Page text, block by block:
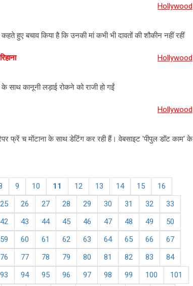
Hollywood
हुए बचाव किया है कि उनकी मां कभी भी दावतों की शौकीन नहीं रहीं
Hollywood
के साथ कानूनी लड़ाई रोकने को राजी हो गईं
Hollywood
रैपर फ्रें च मोंटाना के साथ डेटिंग कर रही हैं। वेबसाइट 'पीपुल डॉट काम' के
9 10 11 12 13 14 15
16
25 26 27 28 29 30 31 32
33
42 43 44 45 46 47 48 49
50
59 60 61 62 63 64 65 66
67
76 77 78 79 80 81 82 83
84
93 94 95 96 97 98 99 100
101